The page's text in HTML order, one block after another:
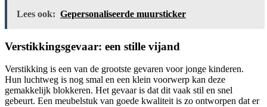
Lees ook: Gepersonaliseerde muursticker
Verstikkingsgevaar: een stille vijand
Verstikking is een van de grootste gevaren voor jonge kinderen.
Hun luchtweg is nog smal en een klein voorwerp kan deze
gemakkelijk blokkeren. Het gevaar is dat dit vaak stil en snel
gebeurt. Een meubelstuk van goede kwaliteit is zo ontworpen dat er